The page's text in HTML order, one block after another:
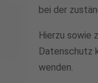
bei der
Hierzu sowie
Datenschutz
wenden.